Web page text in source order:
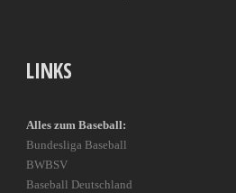
LINKS
Alles zum Baseball:
Bundesliga Baseball
BWBSV
Baseball Deutschland